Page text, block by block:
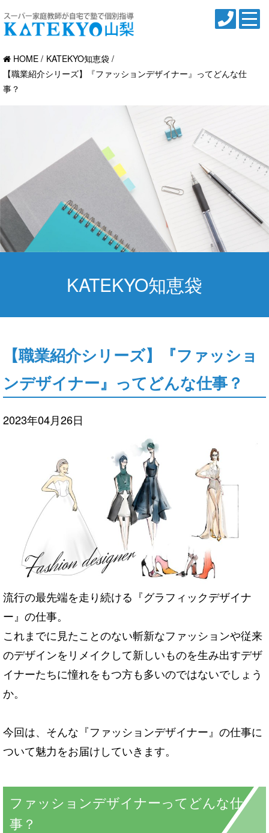
HOME
KATEKYO知恵袋
【職業紹介シリーズ】『ファッションデザイナー』ってどんな仕
事？
KATEKYO知恵袋
【職業紹介シリーズ】『ファッショ
ンデザイナー』ってどんな仕事？
2023年04月26日
流行の最先端を走り続ける『グラフィックデザイナ
ー』の仕事。
これまでに見たことのない斬新なファッションや従来
のデザインをリメイクして新しいものを生み出すデザ
イナーたちに憧れをもつ方も多いのではないでしょう
か。
今回は、そんな『ファッションデザイナー』の仕事に
ついて魅力をお届けしていきます。
ファッションデザイナーってどんな仕
事？